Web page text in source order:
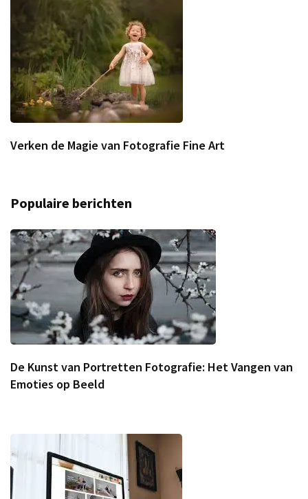
Verken de Magie van Fotografie Fine Art
Populaire berichten
De Kunst van Portretten Fotografie: Het Vangen van
Emoties op Beeld